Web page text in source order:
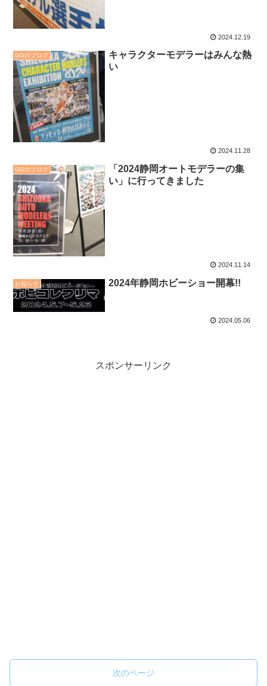
2024.12.19
GGのブログ
キャラクターモデラーはみんな熱
い
2024.11.28
GGのブログ
「2024静岡オートモデラーの集
い」に行ってきました
2024.11.14
お知らせ 2024年静岡ホビーショー開幕!!
2024.05.06
スポンサーリンク
次のページ